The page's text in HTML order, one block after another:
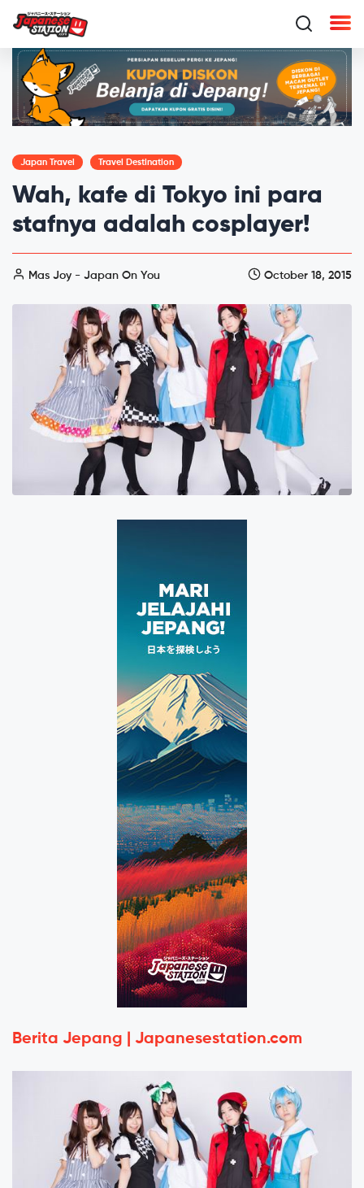
Japan Travel Travel Destination
Wah, kafe di Tokyo ini para
stafnya adalah cosplayer!
Mas Joy - Japan On You October 18, 2015
Berita Jepang | Japanesestation.com